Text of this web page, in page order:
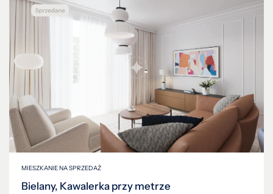
MIESZKANIE NA SPRZEDAŻ
Bielany, Kawalerka przy metrze